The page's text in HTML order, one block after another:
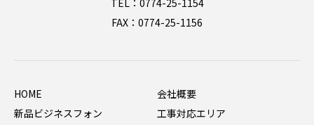
TEL：0774-25-1154
FAX：0774-25-1156
HOME
新品ビジネスフォン
会社概要
工事対応エリア